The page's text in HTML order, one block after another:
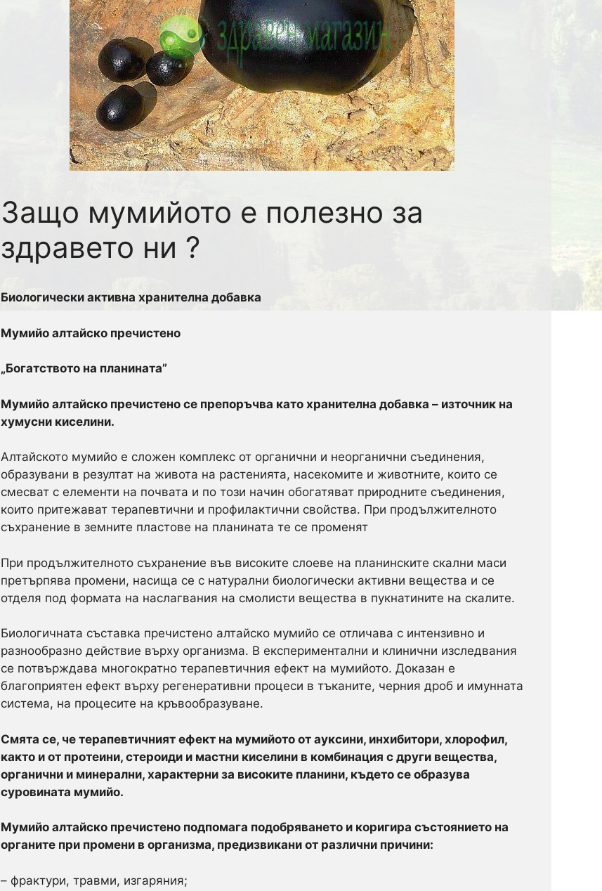
Защо мумийото е полезно за
здравето ни ?
Биологически активна хранителна добавка
Мумийо алтайско пречистено
„Богатството на планината”
Мумийо алтайско пречистено се препоръчва като хранителна добавка – източник на
хумусни киселини.
Алтайското мумийо е сложен комплекс от органични и неорганични съединения,
образувани в резултат на живота на растенията, насекомите и животните, които се
смесват с елементи на почвата и по този начин обогатяват природните съединения,
които притежават терапевтични и профилактични свойства. При продължителното
съхранение в земните пластове на планината те се променят
При продължителното съхранение във високите слоеве на планинските скални маси
претърпява промени, насища се с натурални биологически активни вещества и се
отделя под формата на наслагвания на смолисти вещества в пукнатините на скалите.
Биологичната съставка пречистено алтайско мумийо се отличава с интензивно и
разнообразно действие върху организма. В експериментални и клинични изследвания
се потвърждава многократно терапевтичния ефект на мумийото. Доказан е
благоприятен ефект върху регенеративни процеси в тъканите, черния дроб и имунната
система, на процесите на кръвообразуване.
Смята се, че терапевтичният ефект на мумийото от ауксини, инхибитори, хлорофил,
както и от протеини, стероиди и мастни киселини в комбинация с други вещества,
органични и минерални, характерни за високите планини, където се образува
суровината мумийо.
Мумийо алтайско пречистено подпомага подобряването и коригира състоянието на
органите при промени в организма, предизвикани от различни причини:
– фрактури, травми, изгаряния;